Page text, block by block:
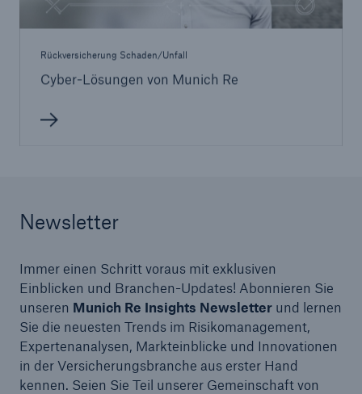
Rückversicherung Schaden/Unfall
Cyber-Lösungen von Munich Re
Newsletter
Immer einen Schritt voraus mit exklusiven
Einblicken und Branchen-Updates! Abonnieren Sie
unseren Munich Re Insights Newsletterund lernen
Sie die neuesten Trends im Risikomanagement,
Expertenanalysen, Markteinblicke und Innovationen
in der Versicherungsbranche aus erster Hand
kennen. Seien Sie Teil unserer Gemeinschaft von